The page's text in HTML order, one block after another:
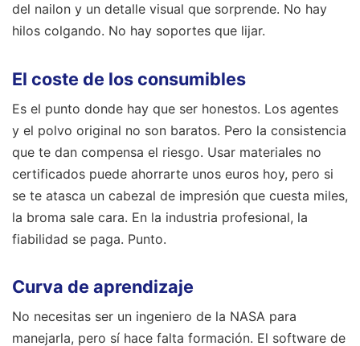
del nailon y un detalle visual que sorprende. No hay
hilos colgando. No hay soportes que lijar.
El coste de los consumibles
Es el punto donde hay que ser honestos. Los agentes
y el polvo original no son baratos. Pero la consistencia
que te dan compensa el riesgo. Usar materiales no
certificados puede ahorrarte unos euros hoy, pero si
se te atasca un cabezal de impresión que cuesta miles,
la broma sale cara. En la industria profesional, la
fiabilidad se paga. Punto.
Curva de aprendizaje
No necesitas ser un ingeniero de la NASA para
manejarla, pero sí hace falta formación. El software de